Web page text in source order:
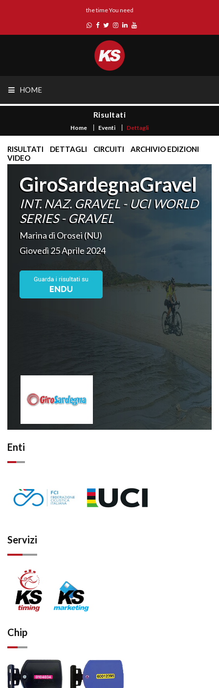
the time You need
HOME
Risultati
Home Eventi Dettagli
RISULTATI DETTAGLI CIRCUITI
ARCHIVIO EDIZIONI
VIDEO
GiroSardegnaGravel
INT. NAZ. GRAVEL - UCI WORLD
SERIES - GRAVEL
Marina di Orosei (NU)
Giovedì 25 Aprile 2024
Enti
Servizi
Chip